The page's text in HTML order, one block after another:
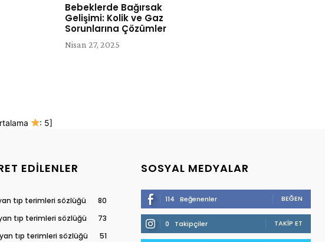
Bebeklerde Bağırsak
Gelişimi: Kolik ve Gaz
Sorunlarına Çözümler
Nisan 27, 2025
: 5]
EDILENLER
tıp terimleri sözlüğü
80
tıp terimleri sözlüğü
73
tıp terimleri sözlüğü
51
SOSYAL MEDYALAR
114 Beğenenler BEĞEN
0 Takipçiler TAKIP ET